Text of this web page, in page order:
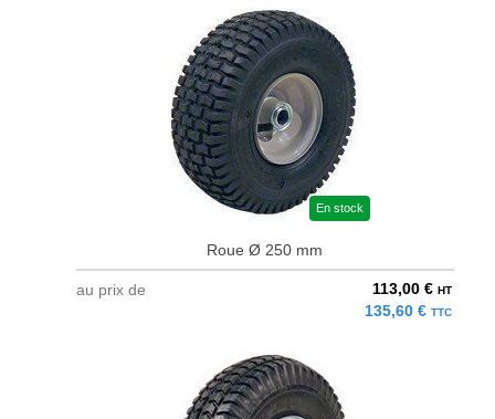
En stock
Roue Ø 250 mm
au prix de 113,00 € HT
135,60 € TTC